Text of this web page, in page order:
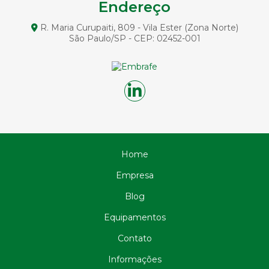
Circulação Reversa na Perfuração: Entenda sua
Importância e Aplicações
Circulação Reversa na Perfuração: Otimize Seus Projetos
Circulação Reversa na Perfuração: Vantagens e
Circulação reversa perfuração: o que é e como funciona
Como a Fundação de Pontes e Viadutos Garante
Como a Perfuração de Estacas Transforma Projetos de
Como Construir Fundações em Terrenos com Água de
Como é Feita a Fundação de Ponte no Mar e Seus
Endereço
R. Maria Curupaiti, 809 - Vila Ester (Zona Norte)
São Paulo/SP - CEP: 02452-001
Home
Empresa
Blog
Equipamentos
Contato
Informações